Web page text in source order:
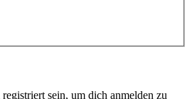
sein, um dich anmelden zu